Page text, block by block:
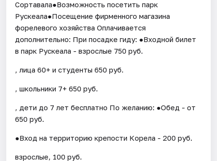
Сортавала●Возможность посетить парк
Рускеала●Посещение фирменного магазина
форелевого хозяйства Оплачивается
дополнительно: При посадке гиду: ●Входной билет
в парк Рускеала - взрослые 750 руб.
, лица 60+ и студенты 650 руб.
, школьники 7+ 650 руб.
, дети до 7 лет бесплатно По желанию: ●Обед - от
650 руб.
●Вход на территорию крепости Корела - 200 руб.
взрослые, 100 руб.